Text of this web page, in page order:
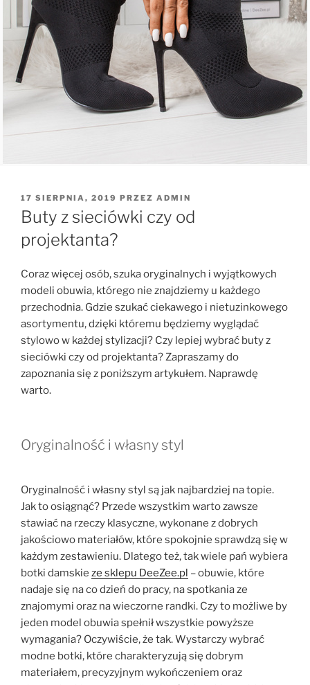
OPUBLIKOWANE
W
17 SIERPNIA, 2019 PRZEZ ADMIN
Buty z sieciówki czy od
projektanta?
Coraz więcej osób, szuka oryginalnych i wyjątkowych
modeli obuwia, którego nie znajdziemy u każdego
przechodnia. Gdzie szukać ciekawego i nietuzinkowego
asortymentu, dzięki któremu będziemy wyglądać
stylowo w każdej stylizacji? Czy lepiej wybrać buty z
sieciówki czy od projektanta? Zapraszamy do
zapoznania się z poniższym artykułem. Naprawdę
warto.
Oryginalność i własny styl
Oryginalność i własny styl są jak najbardziej na topie.
Jak to osiągnąć? Przede wszystkim warto zawsze
stawiać na rzeczy klasyczne, wykonane z dobrych
jakościowo materiałów, które spokojnie sprawdzą się w
każdym zestawieniu. Dlatego też, tak wiele pań wybiera
botki damskie ze sklepu DeeZee.pl – obuwie, które
nadaje się na co dzień do pracy, na spotkania ze
znajomymi oraz na wieczorne randki. Czy to możliwe by
jeden model obuwia spełnił wszystkie powyższe
wymagania? Oczywiście, że tak. Wystarczy wybrać
modne botki, które charakteryzują się dobrym
materiałem, precyzyjnym wykończeniem oraz